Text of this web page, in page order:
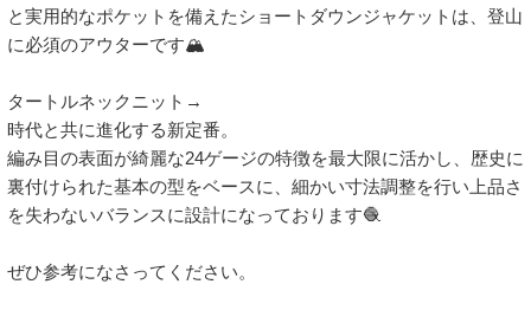
と実用的なポケットを備えたショートダウンジャケットは、登山
に必須のアウターです🏔
タートルネックニット→
時代と共に進化する新定番。
編み目の表面が綺麗な24ゲージの特徴を最大限に活かし、歴史に
裏付けられた基本の型をベースに、細かい寸法調整を行い上品さ
を失わないバランスに設計になっております🧶
ぜひ参考になさってください。